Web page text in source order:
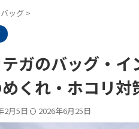
バッグ >
ガのバッグ・イ
くれ・ホコリ対
2月5日 2026年6月25日